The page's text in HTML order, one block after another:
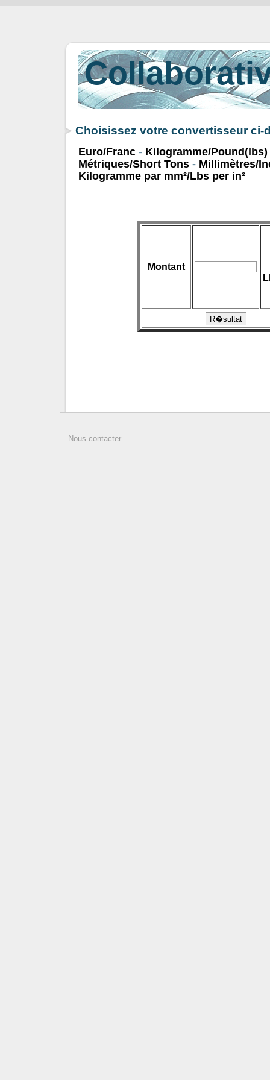
Choisissez votre convertisseur
Euro/Franc - Kilogramme/Pound(lbs)
Métriques/Short Tons - Millimètres/
Kilogramme par mm²/Lbs per in²
Montant
Nous contacter